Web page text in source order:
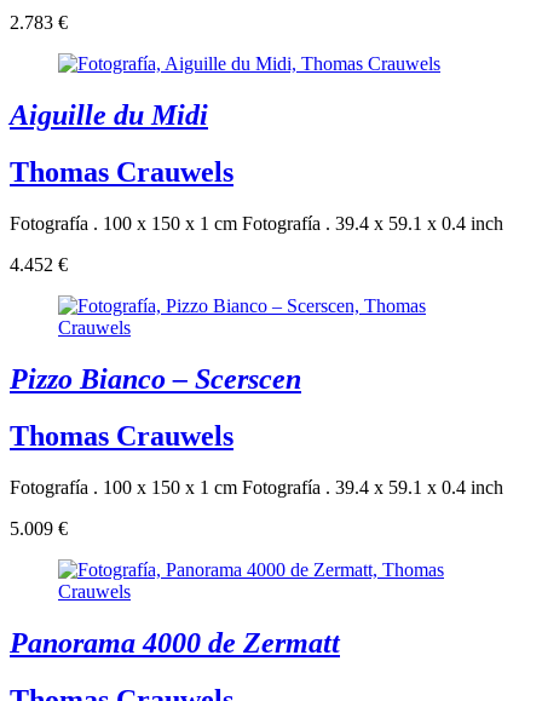
2.783 €
Aiguille du Midi
Thomas Crauwels
Fotografía . 100 x 150 x 1 cm Fotografía . 39.4 x 59.1 x 0.4 inch
4.452 €
Pizzo Bianco – Scerscen
Thomas Crauwels
Fotografía . 100 x 150 x 1 cm Fotografía . 39.4 x 59.1 x 0.4 inch
5.009 €
Panorama 4000 de Zermatt